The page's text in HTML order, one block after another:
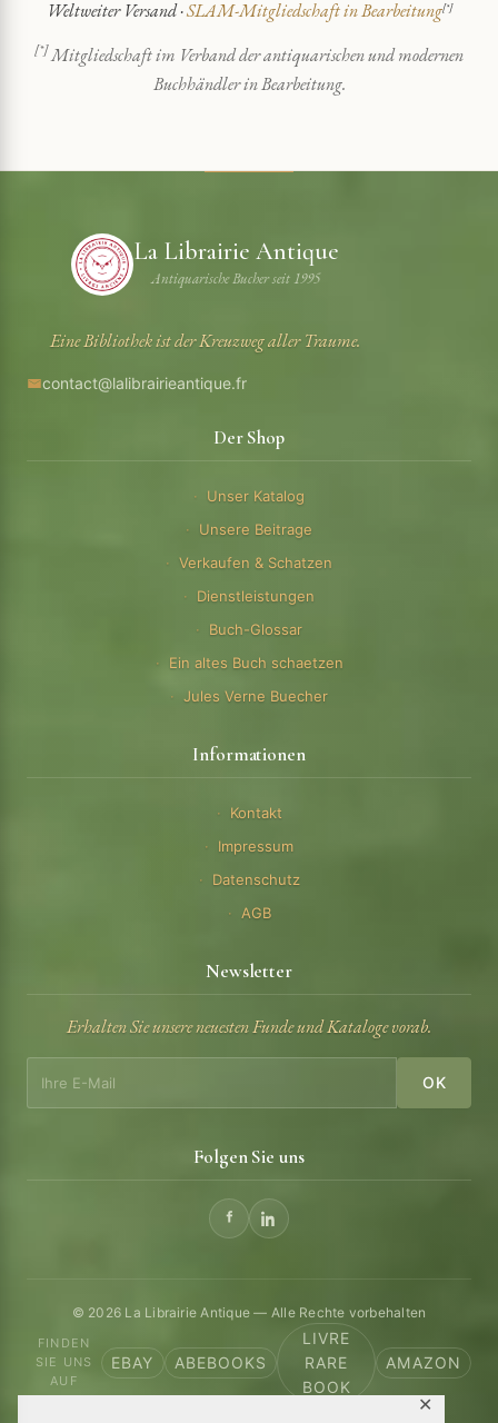
✕
Weltweiter Versand ·SLAM-Mitgliedschaft in Bearbeitung[*]
[*]Mitgliedschaft im Verband der antiquarischen und modernen
Buchhändler in Bearbeitung.
La Librairie Antique
Antiquarische Bucher seit 1995
Eine Bibliothek ist der Kreuzweg aller Traume.
contact@lalibrairieantique.fr
Der Shop
Unser Katalog
Unsere Beitrage
Verkaufen & Schatzen
Dienstleistungen
Buch-Glossar
Ein altes Buch schaetzen
Jules Verne Buecher
Informationen
Kontakt
Impressum
Datenschutz
AGB
Newsletter
Erhalten Sie unsere neuesten Funde und Kataloge vorab.
OK
Folgen Sie uns
© 2026 La Librairie Antique — Alle Rechte vorbehalten
FINDEN
SIE UNS
AUF
EBAY ABEBOOKS
LIVRE
RARE
BOOK
AMAZON